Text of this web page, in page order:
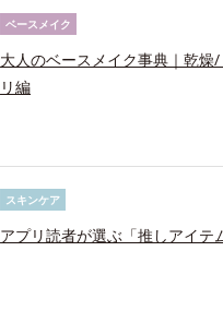
ベースメイク
大人のベースメイク事典｜乾
リ編
スキンケア
アプリ読者が選ぶ「推しアイテ